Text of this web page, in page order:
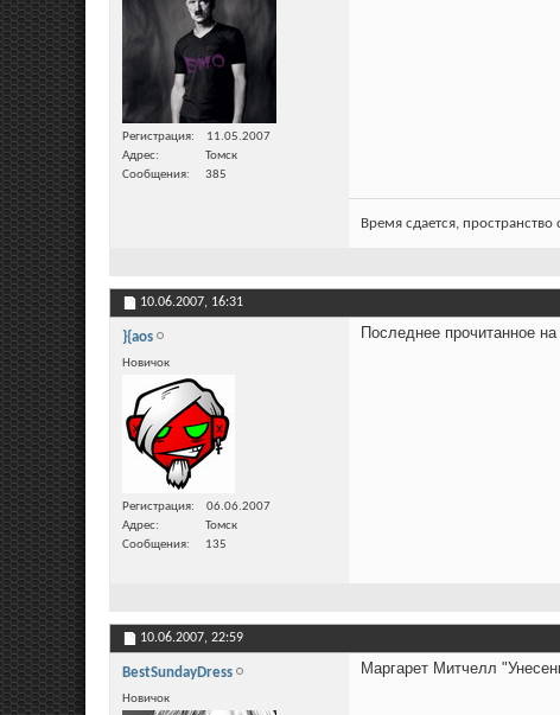
Регистрация
11.05.2007
Адрес
Томск
Сообщения
385
Время сдается, пространство
10.06.2007, 16:31
}{aos
Новичок
Регистрация
06.06.2007
Адрес
Томск
Сообщения
135
Последнее прочитанное
10.06.2007, 22:59
BestSundayDress
Новичок
Маргарет Митчелл